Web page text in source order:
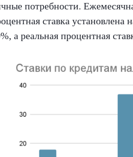
потребности.
ставка установлена
а реальная процентная